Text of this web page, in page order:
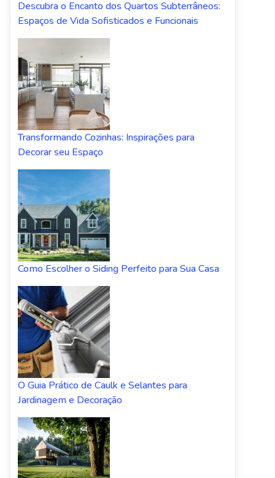
Descubra o Encanto dos Quartos Subterrâneos:
Espaços de Vida Sofisticados e Funcionais
Transformando Cozinhas: Inspirações para
Decorar seu Espaço
Como Escolher o Siding Perfeito para Sua Casa
O Guia Prático de Caulk e Selantes para
Jardinagem e Decoração